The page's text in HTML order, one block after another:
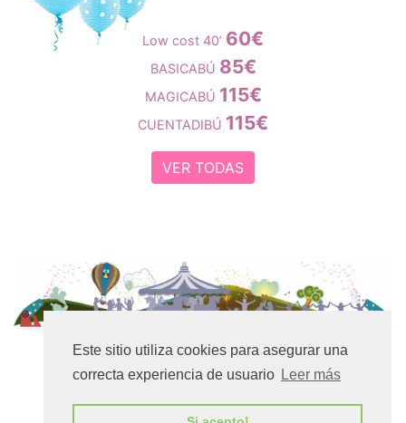
Este sitio utiliza cookies para asegurar una
correcta experiencia de usuario Leer más
Low cost 40’ 60€
BASICABÚ 85€
MAGICABÚ 115€
CUENTADIBÚ 115€
VER TODAS
2018-2019 Fiestas Animadas Abradibú
Cookies·De la Política de privacidad